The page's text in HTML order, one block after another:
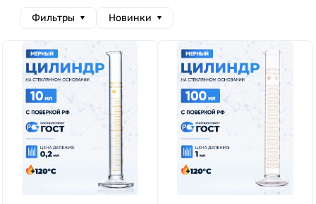
Фильтры Новинки